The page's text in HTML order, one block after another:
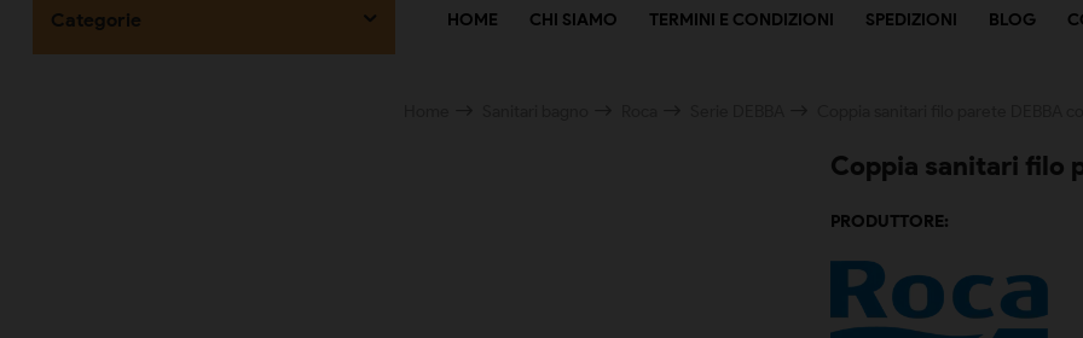
Categorie HOME CHI SIAMO TERMINI E CONDIZIONI SPEDIZIONI BLOG
Coppia sanitari filo
PRODUTTORE: